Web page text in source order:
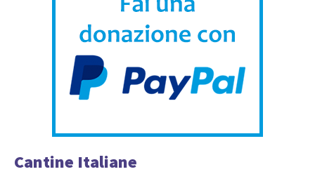
Cantine Italiane